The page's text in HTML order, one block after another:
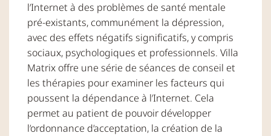
l’Internet à des problèmes de santé mentale
pré-existants, communément la dépression,
avec des effets négatifs significatifs, y compris
sociaux, psychologiques et professionnels. Villa
Matrix offre une série de séances de conseil et
les thérapies pour examiner les facteurs qui
poussent la dépendance à l’Internet. Cela
permet au patient de pouvoir développer
l’ordonnance d’acceptation, la création de la